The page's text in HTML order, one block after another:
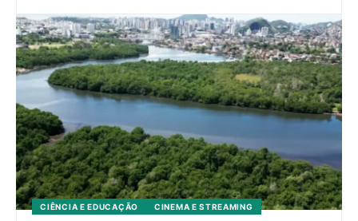
CIÊNCIA E EDUCAÇÃO CINEMA E STREAMING